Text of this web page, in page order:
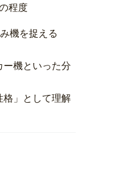
程度
機を捉える
ー機といった分
」として理解